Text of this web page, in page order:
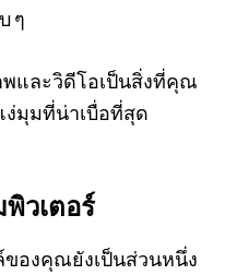
ๆ
และวิดีโอเป็นสิ่งที่คุณ
ง่มุมที่น่าเบื่อที่สุด
วเตอร์
ของคุณยังเป็นส่วนหนึ่ง